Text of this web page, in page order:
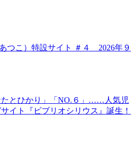
つこ）特設サイト ＃４ 2026年９
たとひかり」「NO.６」……人気児
イト『ビブリオシリウス』誕生！